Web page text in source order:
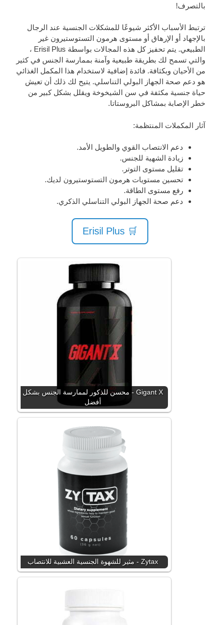
بالتصرف!
ترتبط الأسباب الأكثر شيوعًا للمشكلات الجنسية عند الرجال
بالإجهاد أو الإرهاق أو مستوى هرمون التستوستيرون غير
الطبيعي. يتم تحفيز كل هذه المجالات بواسطة Erisil Plus ،
والتي تسمح لك بطريقة طبيعية وآمنة بممارسة الجنس في كثير
من الأحيان وبكثافة. فائدة إضافية لاستخدام هذا المكمل الغذائي
هو دعم صحة الجهاز البولي التناسلي. يتيح لك ذلك أن تعيش
حياة جنسية مكثفة في سن الشيخوخة ويقلل بشكل كبير من
خطر الإصابة بمشاكل البروستاتا.
آثار المكملات المنتظمة:
دعم الانتصاب القوي والطويل الأمد.
زيادة الشهية للجنس.
تقليل مستوى التوتر.
تحسين مستويات هرمون التستوستيرون لديك.
رفع مستوى الطاقة.
دعم صحة الجهاز البولي التناسلي الذكري.
🛒 Erisil Plus
Gigant X - محسن للذكور لممارسة الجنس بشكل
أفضل
Zytax - مثير للشهوة الجنسية العشبية للانتصاب